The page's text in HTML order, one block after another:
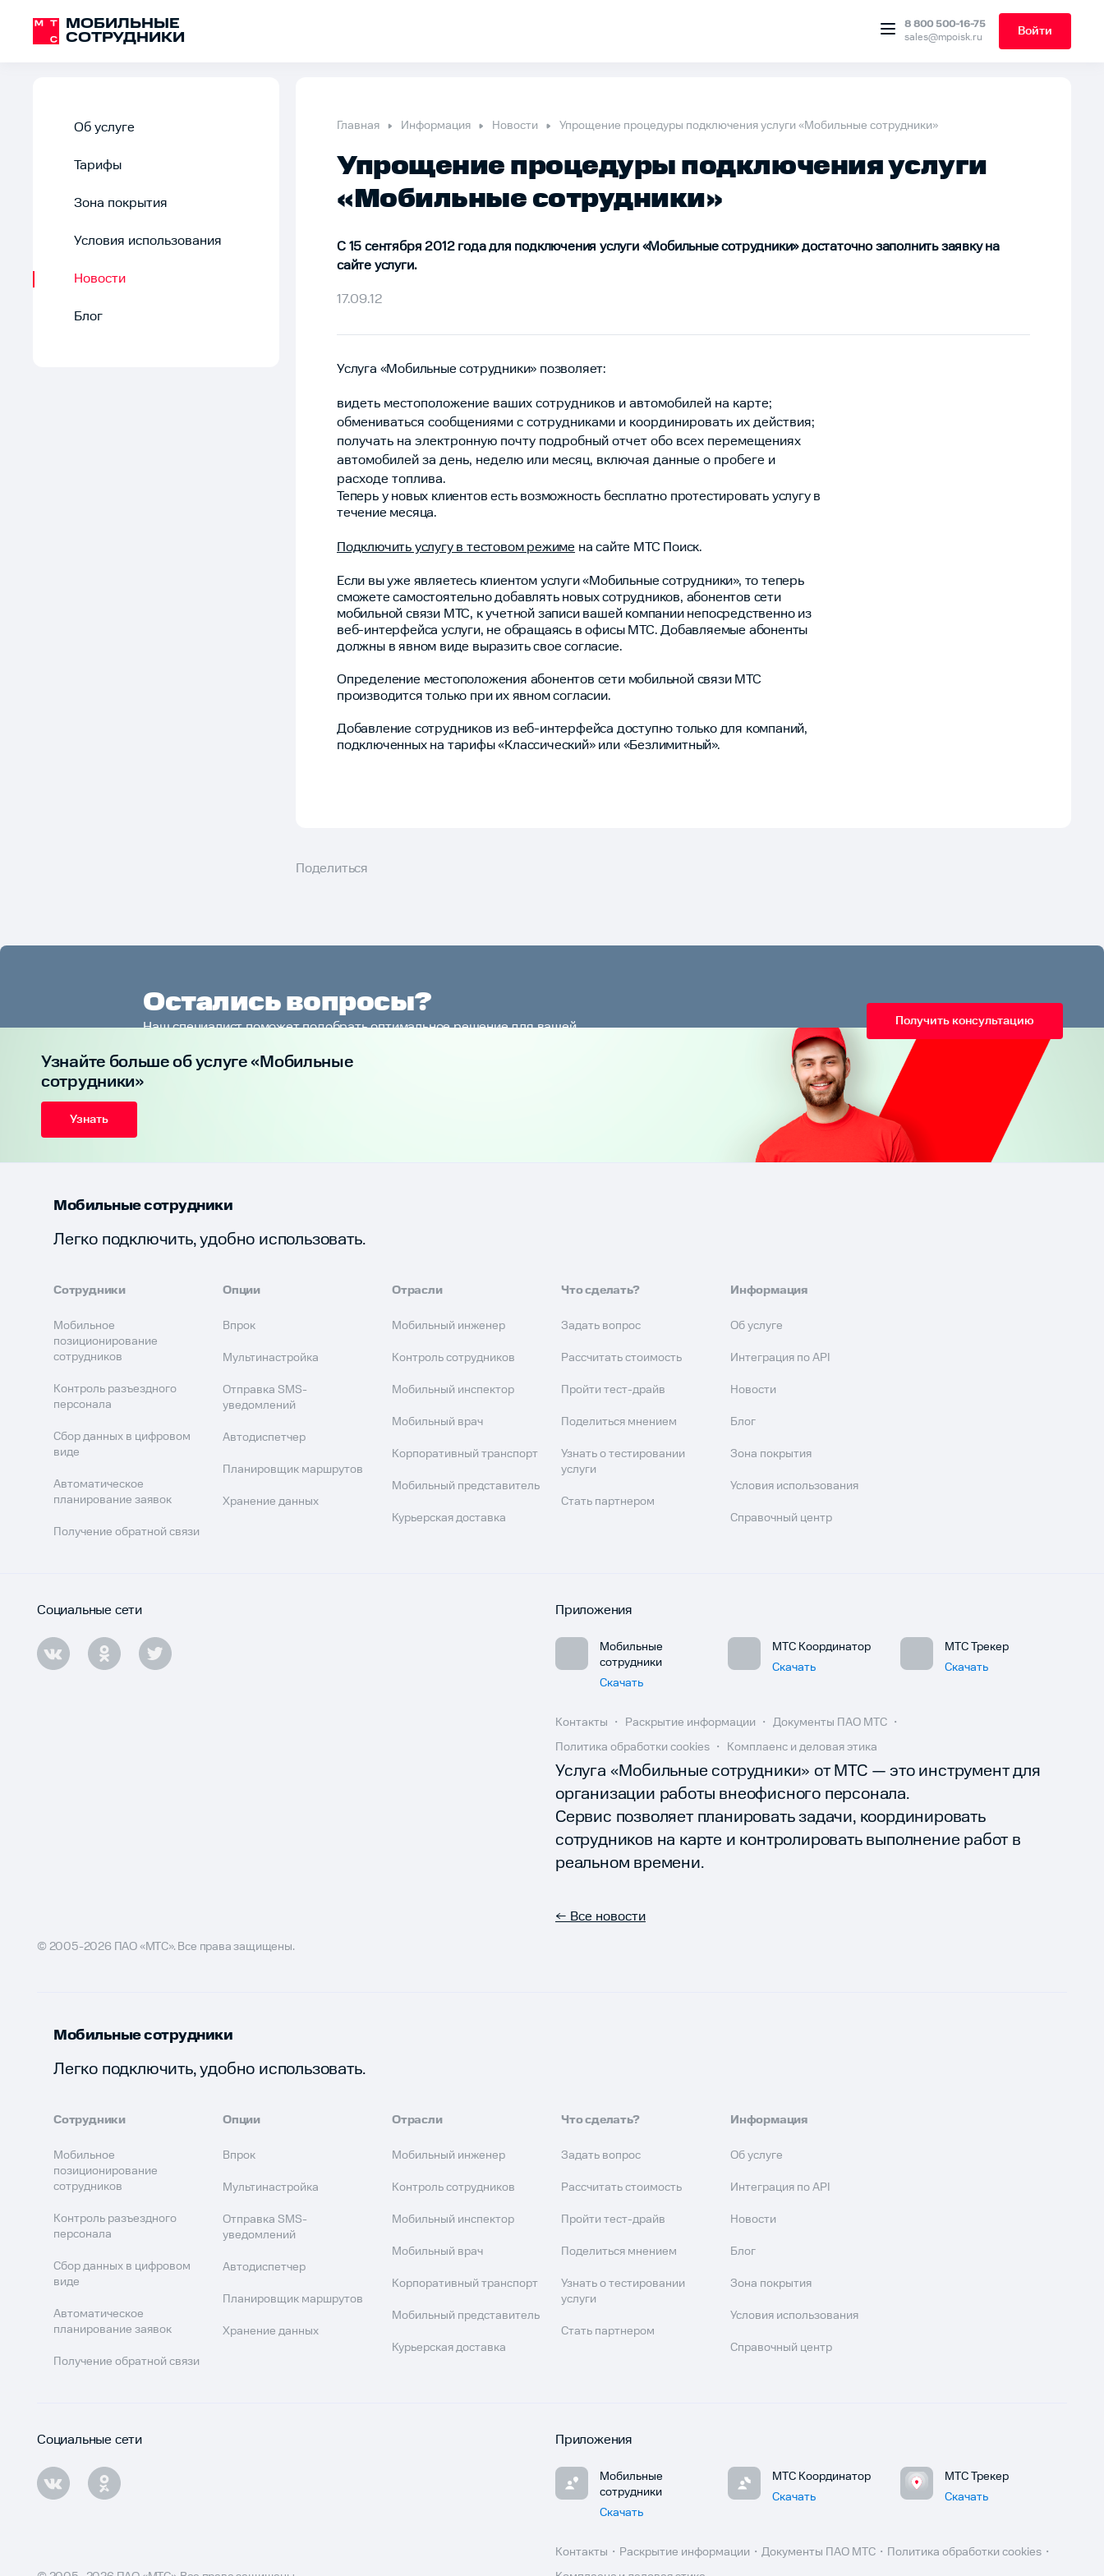
МОБИЛЬНЫЕ
СОТРУДНИКИ
8 800 500-16-75
sales@mpoisk.ru
Войти
Об услуге
Тарифы
Зона покрытия
Условия использования
Новости
Блог
Главная Информация Новости Упрощение процедуры подключения услуги «Мобильные сотрудники»
Упрощение процедуры подключения услуги
«Мобильные сотрудники»
С 15 сентября 2012 года для подключения услуги «Мобильные сотрудники» достаточно заполнить заявку на
сайте услуги.
17.09.12
Услуга «Мобильные сотрудники» позволяет:
видеть местоположение ваших сотрудников и автомобилей на карте;
обмениваться сообщениями с сотрудниками и координировать их действия;
получать на электронную почту подробный отчет обо всех перемещениях
автомобилей за день, неделю или месяц, включая данные о пробеге и
расходе топлива.
Теперь у новых клиентов есть возможность бесплатно протестировать услугу в
течение месяца.
Подключить услугу в тестовом режиме на сайте МТС Поиск.
Если вы уже являетесь клиентом услуги «Мобильные сотрудники», то теперь
сможете самостоятельно добавлять новых сотрудников, абонентов сети
мобильной связи МТС, к учетной записи вашей компании непосредственно из
веб-интерфейса услуги, не обращаясь в офисы МТС. Добавляемые абоненты
должны в явном виде выразить свое согласие.
Определение местоположения абонентов сети мобильной связи МТС
производится только при их явном согласии.
Добавление сотрудников из веб-интерфейса доступно только для компаний,
подключенных на тарифы «Классический» или «Безлимитный».
Поделиться
Узнайте больше об услуге «Мобильные
сотрудники»
Узнать
Остались вопросы?
Наш специалист поможет подобрать оптимальное решение для вашей
Получить консультацию
8 800 500-16-75
Мобильные сотрудники
Легко подключить, удобно использовать.
Сотрудники
Мобильное
позиционирование
сотрудников
Контроль разъездного
персонала
Сбор данных в цифровом
виде
Автоматическое
планирование заявок
Получение обратной связи
Опции
Впрок
Мультинастройка
Отправка SMS-
уведомлений
Автодиспетчер
Планировщик маршрутов
Хранение данных
Отрасли
Мобильный инженер
Контроль сотрудников
Мобильный инспектор
Мобильный врач
Корпоративный транспорт
Мобильный представитель
Курьерская доставка
Что сделать?
Задать вопрос
Рассчитать стоимость
Пройти тест-драйв
Поделиться мнением
Узнать о тестировании
услуги
Стать партнером
Информация
Об услуге
Интеграция по API
Новости
Блог
Зона покрытия
Условия использования
Справочный центр
Социальные сети Приложения
Мобильные
сотрудники
Скачать
МТС Координатор
Скачать
МТС Трекер
Скачать
© 2005-2026 ПАО «МТС». Все права защищены.
Контакты Раскрытие информации
Документы ПАО МТС
Политика обработки cookies
Комплаенс и деловая этика
Услуга «Мобильные сотрудники» от МТС — это инструмент для
организации работы внеофисного персонала.
Сервис позволяет планировать задачи, координировать
сотрудников на карте и контролировать выполнение работ в
реальном времени.
← Все новости
Мобильные сотрудники
Легко подключить, удобно использовать.
Сотрудники
Мобильное
позиционирование
сотрудников
Контроль разъездного
персонала
Сбор данных в цифровом
виде
Автоматическое
планирование заявок
Получение обратной связи
Опции
Впрок
Мультинастройка
Отправка SMS-
уведомлений
Автодиспетчер
Планировщик маршрутов
Хранение данных
Отрасли
Мобильный инженер
Контроль сотрудников
Мобильный инспектор
Мобильный врач
Корпоративный транспорт
Мобильный представитель
Курьерская доставка
Что сделать?
Задать вопрос
Рассчитать стоимость
Пройти тест-драйв
Поделиться мнением
Узнать о тестировании
услуги
Стать партнером
Информация
Об услуге
Интеграция по API
Новости
Блог
Зона покрытия
Условия использования
Справочный центр
Социальные сети Приложения
Мобильные
сотрудники
Скачать
МТС Координатор
Скачать
МТС Трекер
Скачать
Контакты Раскрытие информации Документы ПАО МТС
Политика обработки cookies